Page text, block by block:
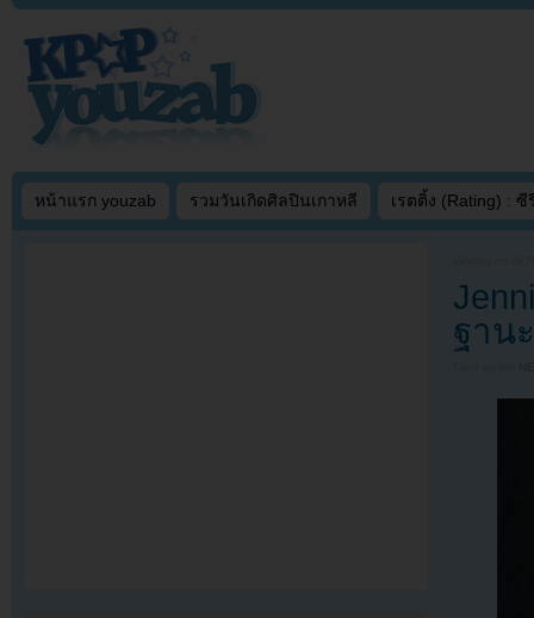
หน้าแรก youzab รวมวันเกิดศิลปินเกาหลี เรตติ้ง (Rating) : ซี
ฐาน